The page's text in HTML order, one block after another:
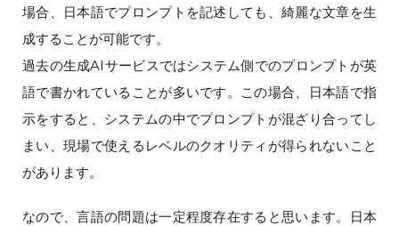
場合、日本語でプロンプトを記述しても、綺麗な文章を生
成することが可能です。
過去の生成AIサービスではシステム側でのプロンプトが英
語で書かれていることが多いです。この場合、日本語で指
示をすると、システムの中でプロンプトが混ざり合ってし
まい、現場で使えるレベルのクオリティが得られないこと
があります。
なので、言語の問題は一定程度存在すると思います。日本